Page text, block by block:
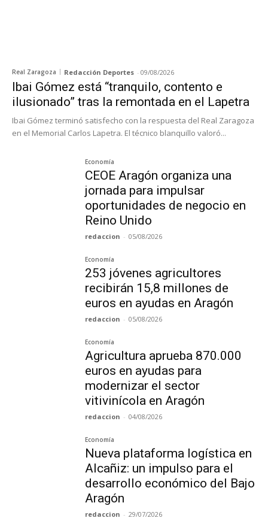
Real Zaragoza Redacción Deportes - 09/08/2026
Ibai Gómez está “tranquilo, contento e
ilusionado” tras la remontada en el Lapetra
Ibai Gómez terminó satisfecho con la respuesta del Real Zaragoza
en el Memorial Carlos Lapetra. El técnico blanquillo valoró...
Economía
CEOE Aragón organiza una
jornada para impulsar
oportunidades de negocio en
Reino Unido
redaccion - 05/08/2026
Economía
253 jóvenes agricultores
recibirán 15,8 millones de
euros en ayudas en Aragón
redaccion - 05/08/2026
Economía
Agricultura aprueba 870.000
euros en ayudas para
modernizar el sector
vitivinícola en Aragón
redaccion - 04/08/2026
Economía
Nueva plataforma logística en
Alcañiz: un impulso para el
desarrollo económico del Bajo
Aragón
redaccion - 29/07/2026